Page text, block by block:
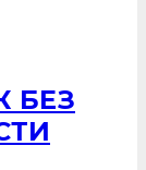
БЕЗ